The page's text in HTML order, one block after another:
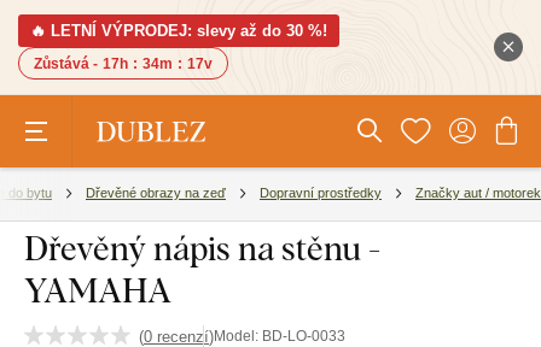
🔥 LETNÍ VÝPRODEJ: slevy až do 30 %!
Zůstává - 17h : 34m : 16v
do bytu Dřevěné obrazy na zeď Dopravní prostředky Značky aut / motorek
Dřevěný nápis na stěnu -
YAMAHA
(0 recenzí)Model: BD-LO-0033